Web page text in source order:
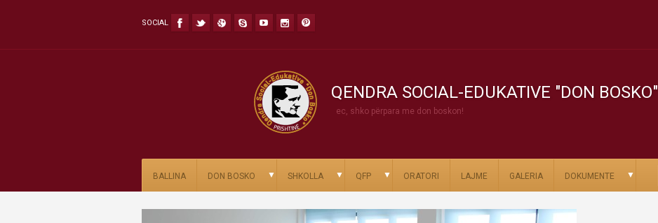
SOCIAL
QENDRA SOCIAL-EDUKATIVE "DON BOSKO"
ec, shko përpara me don boskon!
BALLINA DON BOSKO ▼ SHKOLLA ▼ QFP ▼ ORATORI LAJME GALERIA DOKUMENTE ▼